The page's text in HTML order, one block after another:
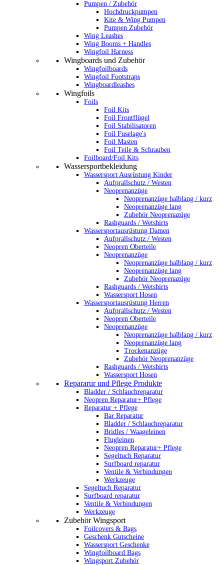
Pumpen / Zubehör
Hochdruckpumpen
Kite & Wing Pumpen
Pumpen Zubehör
Wing Leashes
Wing Booms + Handles
Wingfoil Harness
Wingboards und Zubehör
Wingfoilboards
Wingfoil Footstraps
Wingboardleashes
Wingfoils
Foils
Foil Kits
Foil Frontflügel
Foil Stabilisatoren
Foil Fuselage's
Foil Masten
Foil Teile & Schrauben
Foilboard/Foil Kits
Wassersportbekleidung
Wassersport Ausrüstung Kinder
Aufprallschutz / Westen
Neoprenanzüge
Neoprenanzüge halblang / kurz
Neoprenanzüge lang
Zubehör Neoprenazüge
Rashguards / Wetshirts
Wassersportausrüstung Damen
Aufprallschutz / Westen
Neopren Oberteile
Neoprenanzüge
Neoprenanzüge halblang / kurz
Neoprenanzüge lang
Zubehör Neoprenazüge
Rashguards / Wetshirts
Wassersport Hosen
Wassersportausrüstung Herren
Aufprallschutz / Westen
Neopren Oberteile
Neoprenanzüge
Neoprenanzüge halblang / kurz
Neoprenanzüge lang
Trockenanzüge
Zubehör Neoprenanzüge
Rashguards / Wetshirts
Wassersport Hosen
Repararur und Pflege Produkte
Bladder / Schlauchreparatur
Neopren Reparatur+ Pflege
Reparatur + Pflege
Bar Reparatur
Bladder / Schlauchreparatur
Bridles / Waageleinen
Flugleinen
Neopren Reparatur+ Pflege
Segeltuch Reparatur
Surfboard reparatur
Ventile & Verbindungen
Werkzeuge
Segeltuch Reparatur
Surfboard reparatur
Ventile & Verbindungen
Werkzeuge
Zubehör Wingsport
Foilcovers & Bags
Geschenk Gutscheine
Wassersport Geschenke
Wingfoilboard Bags
Wingsport Zubehör